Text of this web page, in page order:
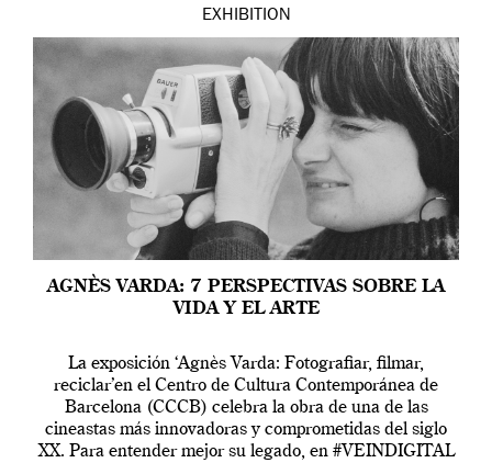
EXHIBITION
AGNÈS VARDA: 7 PERSPECTIVAS SOBRE LA
VIDA Y EL ARTE
La exposición ‘Agnès Varda: Fotografiar, filmar,
reciclar’en el Centro de Cultura Contemporánea de
Barcelona (CCCB) celebra la obra de una de las
cineastas más innovadoras y comprometidas del siglo
XX. Para entender mejor su legado, en #VEINDIGITAL